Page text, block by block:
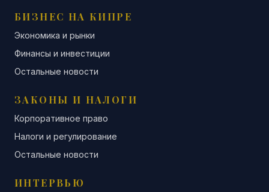
БИЗНЕС НА КИПРЕ
Экономика и рынки
Финансы и инвестиции
Остальные новости
ЗАКОНЫ И НАЛОГИ
Корпоративное право
Налоги и регулирование
Остальные новости
ИНТЕРВЬЮ